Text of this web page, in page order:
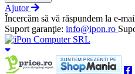
Ajutor
Încercăm să vă răspundem la e-
Suport garanţie: info@ipon.ro